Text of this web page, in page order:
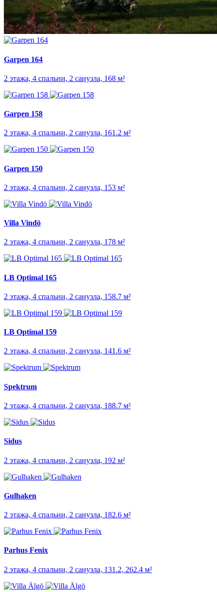
Garpen 164
2 этажа, 4 спальни, 2 санузла, 168 м²
Garpen 158
2 этажа, 4 спальни, 2 санузла, 161.2 м²
Garpen 150
2 этажа, 4 спальни, 2 санузла, 153 м²
Villa Vindö
2 этажа, 4 спальни, 2 санузла, 178 м²
LB Optimal 165
2 этажа, 4 спальни, 2 санузла, 158.7 м²
LB Optimal 159
2 этажа, 4 спальни, 2 санузла, 141.6 м²
Spektrum
2 этажа, 4 спальни, 2 санузла, 188.7 м²
Sidus
2 этажа, 4 спальни, 2 санузла, 192 м²
Gulhaken
2 этажа, 4 спальни, 2 санузла, 182.6 м²
Parhus Fenix
2 этажа, 4 спальни, 2 санузла, 131.2, 262.4 м²